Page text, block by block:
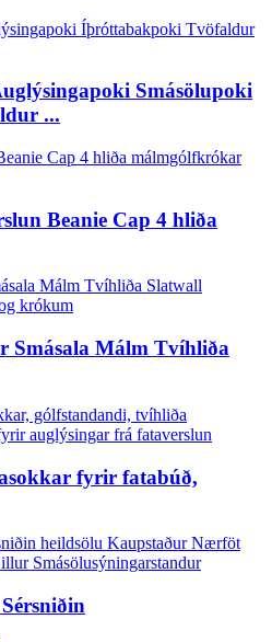
Smásölupoki
...
Beanie Cap 4 hliða
Smásala Málm Tvíhliða
fyrir fatabúð,